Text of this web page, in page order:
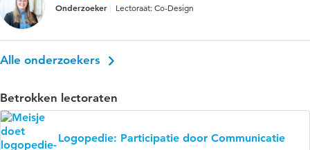
Onderzoeker Lectoraat: Co-Design
Alle onderzoekers
Betrokken lectoraten
Logopedie: Participatie door Communicatie